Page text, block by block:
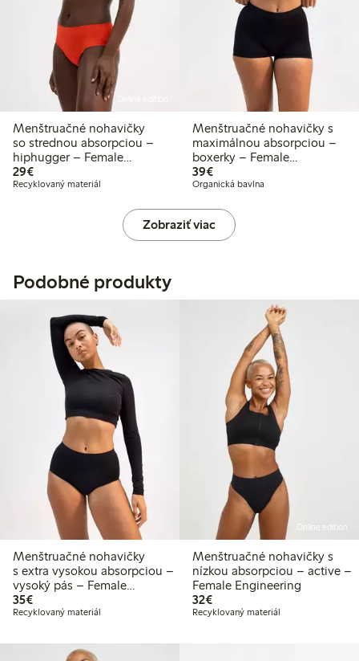
Menštruačné nohavičky
so strednou absorpciou –
hiphugger – Female
Engineering
29€29,00 €
Recyklovaný materiál
Menštruačné nohavičky s
maximálnou absorpciou –
boxerky – Female
Engineering
39€39,00 €
Organická bavlna
Zobraziť viac
Podobné produkty
Menštruačné nohavičky
s extra vysokou absorpciou –
vysoký pás – Female
Engineering
35€35,00 €
Recyklovaný materiál
Online edition
Menštruačné nohavičky s
nízkou absorpciou – active –
Female Engineering
32€32,00 €
Recyklovaný materiál